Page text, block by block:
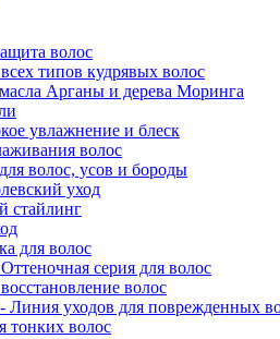
волос
типов кудрявых волос
Арганы и дерева Моринга
увлажнение и блеск
волос
волос, усов и бороды
уход
стайлинг
для волос
серия для волос
волос
Линия уходов для поврежденных
тонких волос